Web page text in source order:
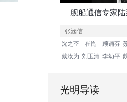
舰船通信专家
沈之荃 崔崑 顾诵芬
戴汝为 刘玉清 李幼平
光明导读